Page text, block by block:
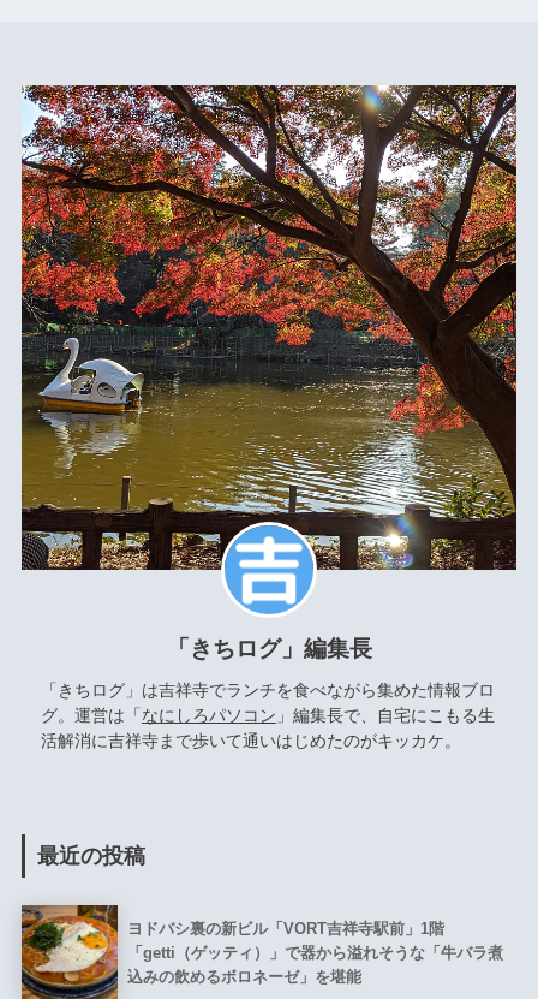
「きちログ」編集長
「きちログ」は吉祥寺でランチを食べながら集めた情報ブロ
グ。運営は「 なにしろパソコン 」編集長で、自宅にこもる生
活解消に吉祥寺まで歩いて通いはじめたのがキッカケ。
最近の投稿
ヨドバシ裏の新ビル「VORT吉祥寺駅前」1階
「getti（ゲッティ）」で器から溢れそうな「牛バラ煮
込みの飲めるボロネーゼ」を堪能